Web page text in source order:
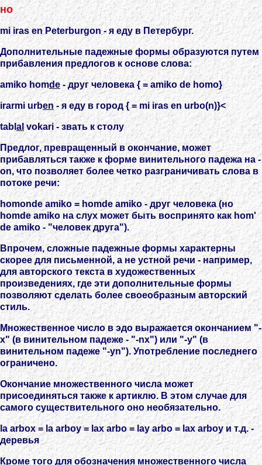
но
mi iras en Peterburgon - я еду в Петербург.
Дополнительные падежные формы образуются путем
прибавления предлогов к основе слова:
amiko homde- друг человека { = amiko de homo}
irarmi urben - я еду в город { = mi iras en urbo(n)}<
tablal vokari - звать к столу
Предлог, превращенный в окончание, может
прибавляться также к форме винительного падежа на -
on, что позволяет более четко разграничивать слова в
потоке речи:
homonde amiko = homde amiko - друг человека (но
homde amiko на слух может быть воспринято как hom'
de amiko - "человек друга").
Впрочем, сложные падежные формы характерны
скорее для письменной, а не устной речи - например,
для авторского текста в художественных
произведениях, где эти дополнительные формы
позволяют сделать более своеобразным авторский
стиль.
Множественное число в эдо выражается окончанием "-
x" (в винительном падеже - "-nx") или "-y" (в
винительном падеже "-yn"). Употребление последнего
ограничено.
Окончание множественного числа может
присоединяться также к артиклю. В этом случае для
самого существительного оно необязательно.
la arbox = la arboy = lax arbo = lay arbo = lax arboy и т.д. -
деревья
Кроме того для обозначения множественного числа